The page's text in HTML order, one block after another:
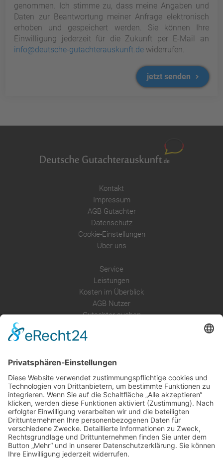
genommen. Ich stimme zu, dass meine Angaben und
Daten zur Beantwortung meiner Anfrage elektronisch
erhoben und gespeichert werden. Sie können Ihre
Einwilligung jederzeit für die Zukunft per E-Mail an
info@deutsche-gutachterauskunft.de widerrufen.
jetzt senden
Kontakt
Impressum
AGB Gutachter
Datenschutz
Cookie-Einstellungen
Über uns
Service
Leistungen
Kosten im Überblick
AGB Nutzer
Gutachter suchen
Anfrage
Presse
Partner: Der DGuSV
als Gutachter eintragen
Infos für Suchende